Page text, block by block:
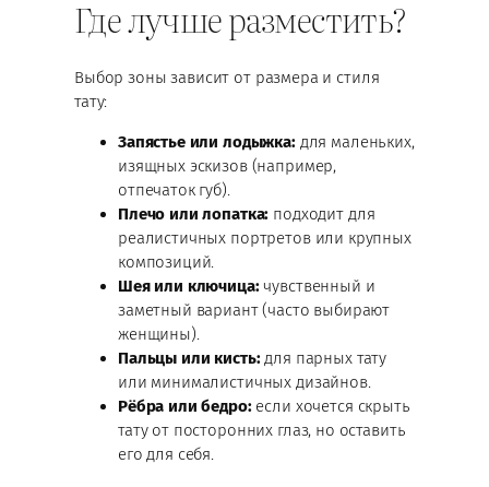
Где лучше разместить?
Выбор зоны зависит от размера и стиля
тату:
Запястье или лодыжка:для маленьких,
изящных эскизов (например,
отпечаток губ).
Плечо или лопатка: подходит для
реалистичных портретов или крупных
композиций.
Шея или ключица:чувственный и
заметный вариант (часто выбирают
женщины).
Пальцы или кисть:для парных тату
или минималистичных дизайнов.
Рёбра или бедро:если хочется скрыть
тату от посторонних глаз, но оставить
его для себя.